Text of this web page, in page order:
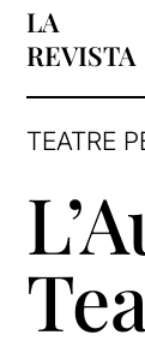
LA
REVISTA
TEATRE